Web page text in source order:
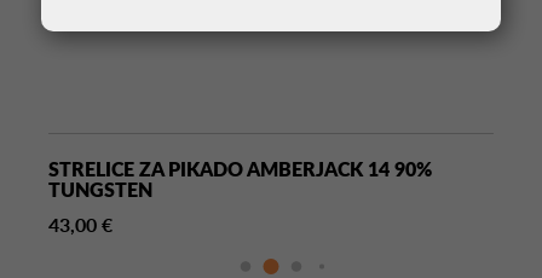
STRELICE ZA PIKADO AMBERJACK 14 90%
TUNGSTEN
43,00 €